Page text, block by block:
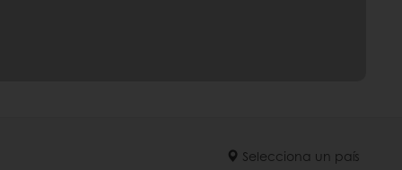
Selecciona un país